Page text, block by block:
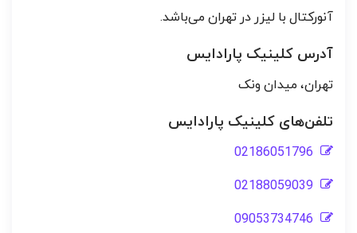
آنورکتال با لیزر در تهران می‌باشد.
آدرس کلینیک پارادایس
تهران، میدان ونک
تلفن‌های کلینیک پارادایس
02186051796
02188059039
09053734746